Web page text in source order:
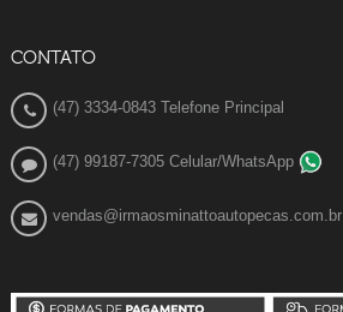
CONTATO
(47) 3334-0843 Telefone Principal
(47) 99187-7305 Celular/WhatsApp
vendas@irmaosminattoautopecas.com.br